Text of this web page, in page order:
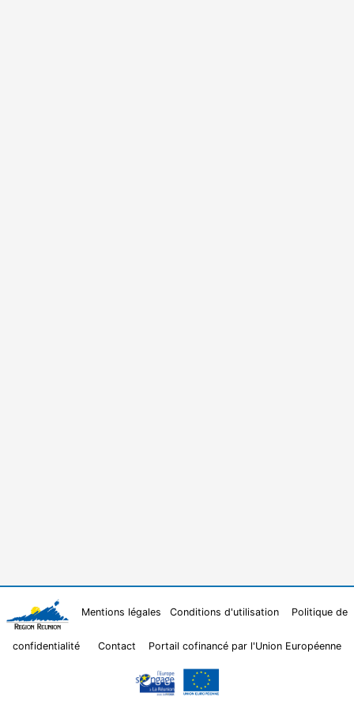
Mentions légales Conditions d'utilisation Politique de
confidentialité Contact Portail cofinancé par l'Union Européenne